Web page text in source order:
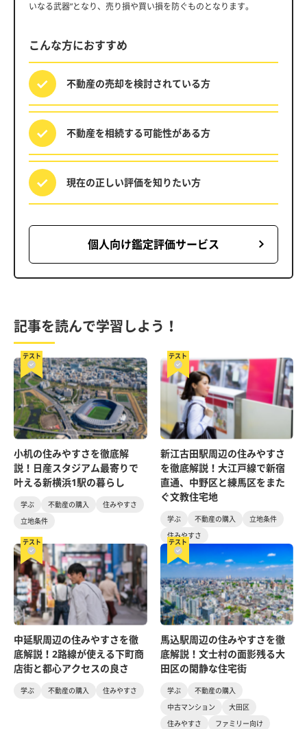
いなる武器”となり、売り損や買い損を防ぐものとなります。
こんな方におすすめ
不動産の売却を検討されている方
不動産を相続する可能性がある方
現在の正しい評価を知りたい方
個人向け鑑定評価サービス
記事を読んで学習しよう！
テスト
小机の住みやすさを徹底解
説！日産スタジアム最寄りで
叶える新横浜1駅の暮らし
学ぶ 不動産の購入
住みやすさ
立地条件
テスト
新江古田駅周辺の住みやすさ
を徹底解説！大江戸線で新宿
直通、中野区と練馬区をまた
ぐ文教住宅地
学ぶ 不動産の購入
立地条件
住みやすさ
テスト
中延駅周辺の住みやすさを徹
底解説！2路線が使える下町商
店街と都心アクセスの良さ
学ぶ 不動産の購入 住みやすさ
テスト
馬込駅周辺の住みやすさを徹
底解説！文士村の面影残る大
田区の閑静な住宅街
学ぶ
不動産の購入
中古マンション
大田区
住みやすさ
ファミリー向け